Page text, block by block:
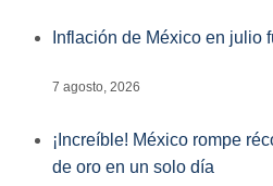
Inflación de México en julio
7 agosto, 2026
¡Increíble! México rompe
de oro en un solo día